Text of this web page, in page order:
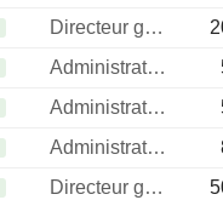
Directeur general
Administrateur
Administrateur
Administrateur
Directeur general